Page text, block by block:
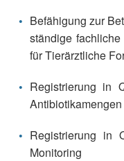
Befähigung zur
ständige
für Tierärztliche
Registrierung in
Antibiotikamengen
Registrierung in
Monitoring